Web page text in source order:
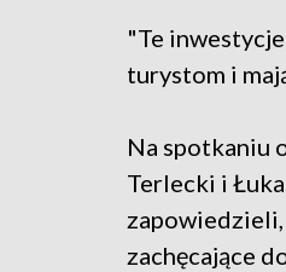
"Te
turystom i
Na spotkaniu
Terlecki i
zachęcające